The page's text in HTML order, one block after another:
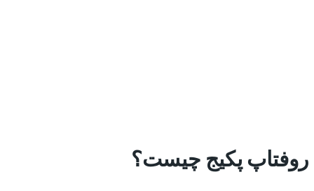
روفتاپ پکیج چیست؟